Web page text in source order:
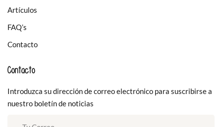
Artículos
FAQ’s
Contacto
Contacto
Introduzca su dirección de correo electrónico para suscribirse a
nuestro boletín de noticias